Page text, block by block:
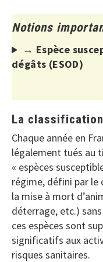
Notions
→ Espèce
dégâts (ESOD)
La classification
Chaque année en
légalement tués au
« espèces
régime, défini par le
la mise à mort
déterrage, etc.)
ces espèces sont
significatifs aux
risques sanitaires.